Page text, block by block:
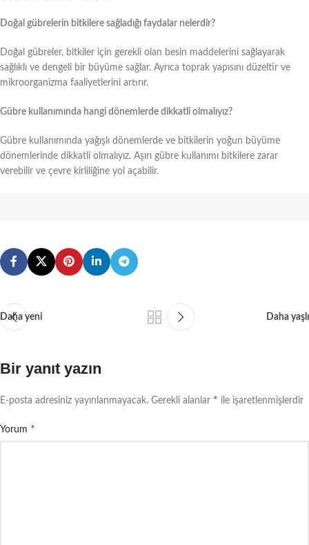
Doğal gübrelerin bitkilere sağladığı faydalar nelerdir?
Doğal gübreler, bitkiler için gerekli olan besin maddelerini sağlayarak
sağlıklı ve dengeli bir büyüme sağlar. Ayrıca toprak yapısını düzeltir ve
mikroorganizma faaliyetlerini artırır.
Gübre kullanımında hangi dönemlerde dikkatli olmalıyız?
Gübre kullanımında yağışlı dönemlerde ve bitkilerin yoğun büyüme
dönemlerinde dikkatli olmalıyız. Aşırı gübre kullanımı bitkilere zarar
verebilir ve çevre kirliliğine yol açabilir.
Daha yeni Daha yaşlı
Bir yanıt yazın
E-posta adresiniz yayınlanmayacak. Gerekli alanlar * ile işaretlenmişlerdir
Yorum *